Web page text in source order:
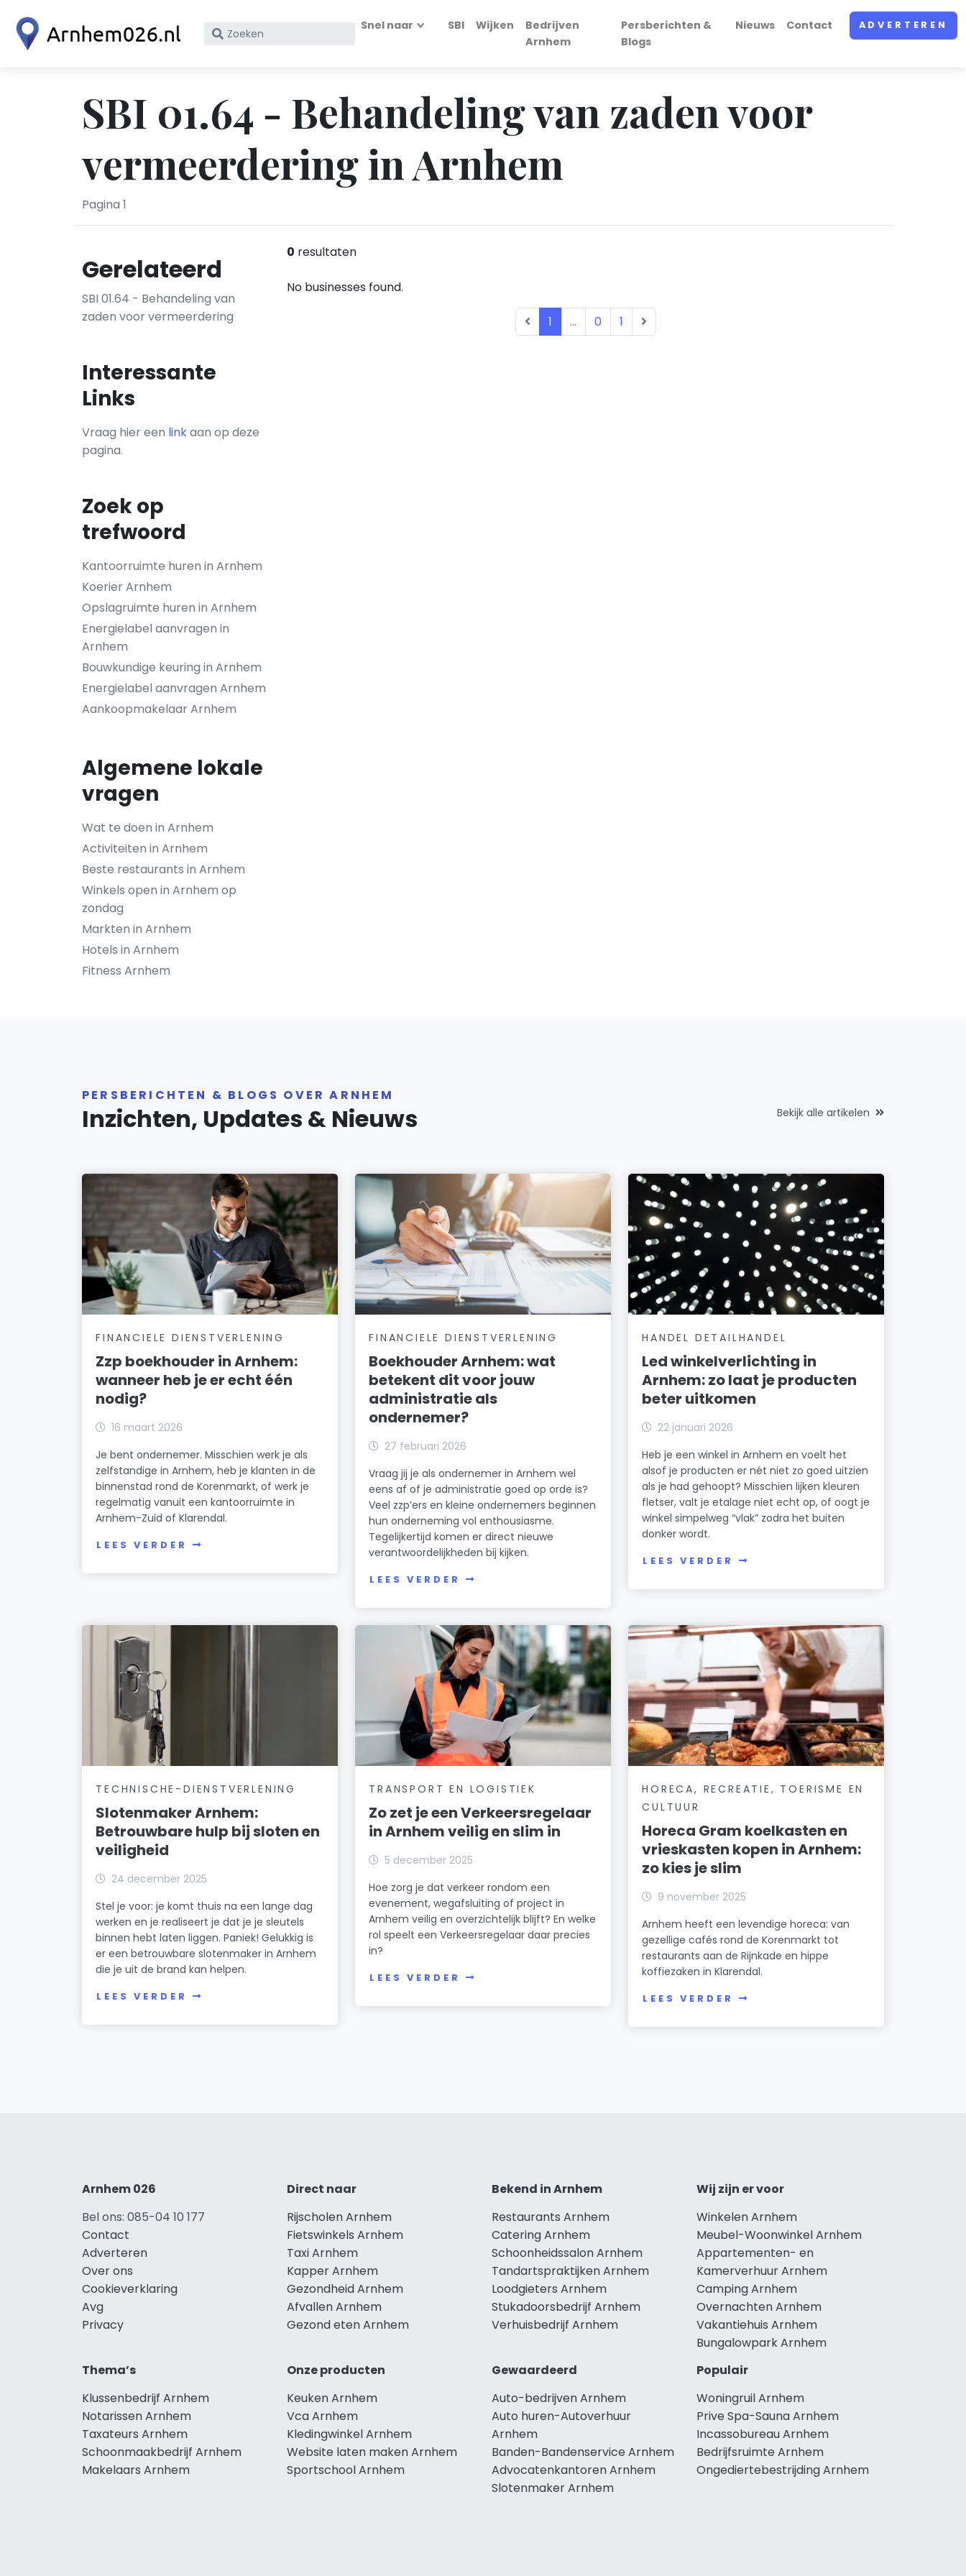
Zoek
KvK
nummer
Snel naar SBI Wijken
Bedrijven
Arnhem
Persberichten &
Blogs
Nieuws Contact ADVERTEREN
SBI 01.64 - Behandeling van zaden voor
vermeerdering in Arnhem
Pagina 1
Gerelateerd
SBI 01.64 - Behandeling van
zaden voor vermeerdering
Interessante
Links
Vraag hier een linkaan op deze
pagina.
Zoek op
trefwoord
Kantoorruimte huren in Arnhem
Koerier Arnhem
Opslagruimte huren in Arnhem
Energielabel aanvragen in
Arnhem
Bouwkundige keuring in Arnhem
Energielabel aanvragen Arnhem
Aankoopmakelaar Arnhem
Algemene lokale
vragen
Wat te doen in Arnhem
Activiteiten in Arnhem
Beste restaurants in Arnhem
Winkels open in Arnhem op
zondag
Markten in Arnhem
Hotels in Arnhem
Fitness Arnhem
0 resultaten
No businesses found.
1 ... 0 1
PERSBERICHTEN & BLOGS OVER ARNHEM
Inzichten, Updates & Nieuws Bekijk alle artikelen
FINANCIELE DIENSTVERLENING
Zzp boekhouder in Arnhem:
wanneer heb je er echt één
nodig?
16 maart 2026
Je bent ondernemer. Misschien werk je als
zelfstandige in Arnhem, heb je klanten in de
binnenstad rond de Korenmarkt, of werk je
regelmatig vanuit een kantoorruimte in
Arnhem-Zuid of Klarendal.
LEES VERDER
FINANCIELE DIENSTVERLENING
Boekhouder Arnhem: wat
betekent dit voor jouw
administratie als
ondernemer?
27 februari 2026
Vraag jij je als ondernemer in Arnhem wel
eens af of je administratie goed op orde is?
Veel zzp’ers en kleine ondernemers beginnen
hun onderneming vol enthousiasme.
Tegelijkertijd komen er direct nieuwe
verantwoordelijkheden bij kijken.
LEES VERDER
HANDEL DETAILHANDEL
Led winkelverlichting in
Arnhem: zo laat je producten
beter uitkomen
22 januari 2026
Heb je een winkel in Arnhem en voelt het
alsof je producten er nét niet zo goed uitzien
als je had gehoopt? Misschien lijken kleuren
fletser, valt je etalage niet echt op, of oogt je
winkel simpelweg “vlak” zodra het buiten
donker wordt.
LEES VERDER
TECHNISCHE-DIENSTVERLENING
Slotenmaker Arnhem:
Betrouwbare hulp bij sloten en
veiligheid
24 december 2025
Stel je voor: je komt thuis na een lange dag
werken en je realiseert je dat je je sleutels
binnen hebt laten liggen. Paniek! Gelukkig is
er een betrouwbare slotenmaker in Arnhem
die je uit de brand kan helpen.
LEES VERDER
TRANSPORT EN LOGISTIEK
Zo zet je een Verkeersregelaar
in Arnhem veilig en slim in
5 december 2025
Hoe zorg je dat verkeer rondom een
evenement, wegafsluiting of project in
Arnhem veilig en overzichtelijk blijft? En welke
rol speelt een Verkeersregelaar daar precies
in?
LEES VERDER
HORECA, RECREATIE, TOERISME EN
CULTUUR
Horeca Gram koelkasten en
vrieskasten kopen in Arnhem:
zo kies je slim
9 november 2025
Arnhem heeft een levendige horeca: van
gezellige cafés rond de Korenmarkt tot
restaurants aan de Rijnkade en hippe
koffiezaken in Klarendal.
LEES VERDER
Arnhem 026
Bel ons: 085-04 10 177
Contact
Adverteren
Over ons
Cookieverklaring
Avg
Privacy
Direct naar
Rijscholen Arnhem
Fietswinkels Arnhem
Taxi Arnhem
Kapper Arnhem
Gezondheid Arnhem
Afvallen Arnhem
Gezond eten Arnhem
Bekend in Arnhem
Restaurants Arnhem
Catering Arnhem
Schoonheidssalon Arnhem
Tandartspraktijken Arnhem
Loodgieters Arnhem
Stukadoorsbedrijf Arnhem
Verhuisbedrijf Arnhem
Wij zijn er voor
Winkelen Arnhem
Meubel-Woonwinkel Arnhem
Appartementen- en
Kamerverhuur Arnhem
Camping Arnhem
Overnachten Arnhem
Vakantiehuis Arnhem
Bungalowpark Arnhem
Thema’s
Klussenbedrijf Arnhem
Notarissen Arnhem
Taxateurs Arnhem
Schoonmaakbedrijf Arnhem
Makelaars Arnhem
Onze producten
Keuken Arnhem
Vca Arnhem
Kledingwinkel Arnhem
Website laten maken Arnhem
Sportschool Arnhem
Gewaardeerd
Auto-bedrijven Arnhem
Auto huren-Autoverhuur
Arnhem
Banden-Bandenservice Arnhem
Advocatenkantoren Arnhem
Slotenmaker Arnhem
Populair
Woningruil Arnhem
Prive Spa-Sauna Arnhem
Incassobureau Arnhem
Bedrijfsruimte Arnhem
Ongediertebestrijding Arnhem